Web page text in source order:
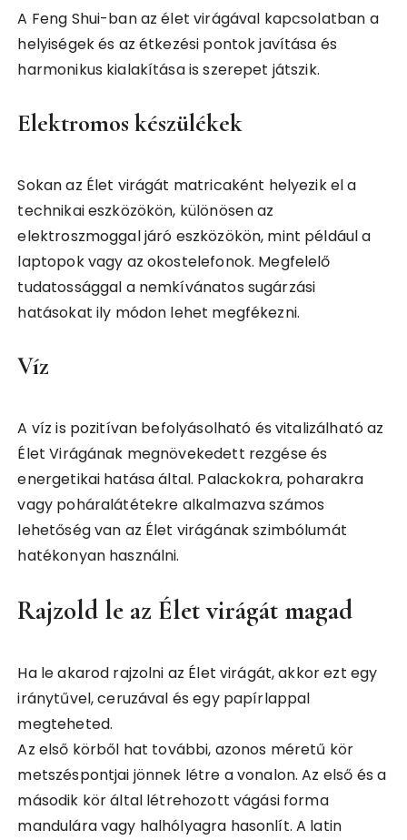
A Feng Shui-ban az élet virágával kapcsolatban a
helyiségek és az étkezési pontok javítása és
harmonikus kialakítása is szerepet játszik.
Elektromos készülékek
Sokan az Élet virágát matricaként helyezik el a
technikai eszközökön, különösen az
elektroszmoggal járó eszközökön, mint például a
laptopok vagy az okostelefonok. Megfelelő
tudatossággal a nemkívánatos sugárzási
hatásokat ily módon lehet megfékezni.
Víz
A víz is pozitívan befolyásolható és vitalizálható az
Élet Virágának megnövekedett rezgése és
energetikai hatása által. Palackokra, poharakra
vagy poháralátétekre alkalmazva számos
lehetőség van az Élet virágának szimbólumát
hatékonyan használni.
Rajzold le az Élet virágát magad
Ha le akarod rajzolni az Élet virágát, akkor ezt egy
iránytűvel, ceruzával és egy papírlappal
megteheted.
Az első körből hat további, azonos méretű kör
metszéspontjai jönnek létre a vonalon. Az első és a
második kör által létrehozott vágási forma
mandulára vagy halhólyagra hasonlít. A latin